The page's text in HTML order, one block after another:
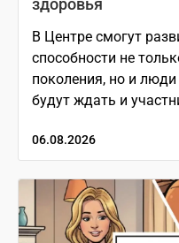
здоровья
В Центре смогут
способности не
поколения, но и
будут ждать и
06.08.2026